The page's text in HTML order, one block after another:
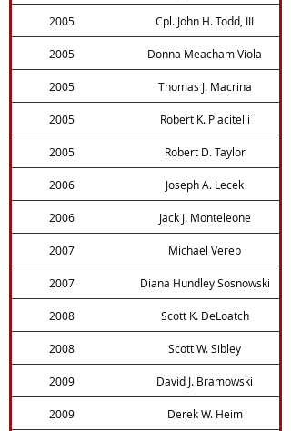
2005 Cpl. John H. Todd, III
2005 Donna Meacham Viola
2005 Thomas J. Macrina
2005 Robert K. Piacitelli
2005 Robert D. Taylor
2006 Joseph A. Lecek
2006 Jack J. Monteleone
2007 Michael Vereb
2007 Diana Hundley Sosnowski
2008 Scott K. DeLoatch
2008 Scott W. Sibley
2009 David J. Bramowski
2009 Derek W. Heim